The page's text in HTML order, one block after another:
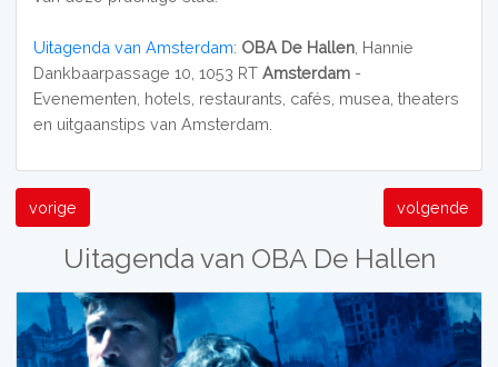
Uitagenda van Amsterdam: OBA De Hallen, Hannie
Dankbaarpassage 10, 1053 RT Amsterdam-
Evenementen, hotels, restaurants, cafés, musea, theaters
en uitgaanstips van Amsterdam.
vorige volgende
Uitagenda van OBA De Hallen